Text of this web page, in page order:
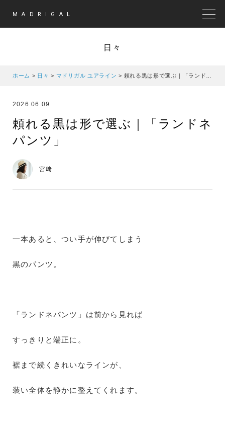
MADRIGAL
日々
ホーム > 日々 > マドリガル ユアライン > 頼れる黒は形で選ぶ｜「ランドネパンツ」
2026.06.09
頼れる黒は形で選ぶ｜「ランドネ
パンツ」
宮﨑
一本あると、つい手が伸びてしまう
黒のパンツ。
「ランドネパンツ」は前から見れば
すっきりと端正に。
裾まで続くきれいなラインが、
装い全体を静かに整えてくれます。